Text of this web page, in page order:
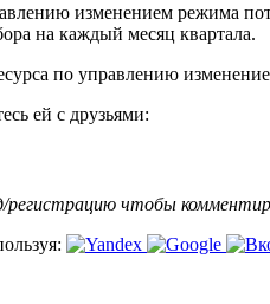
изменением режима
на каждый месяц квартала.
по управлению
ей с друзьями:
чтобы